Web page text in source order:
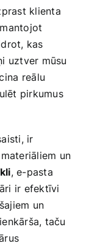
klienta
kas
⁣uztver mūsu
reālu
pirkumus
ir
un
, e-pasta
ir efektīvi
un
‌taču